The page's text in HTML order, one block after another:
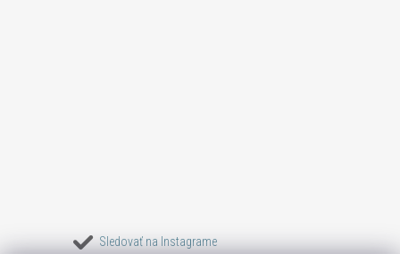
Sledovať na Instagrame